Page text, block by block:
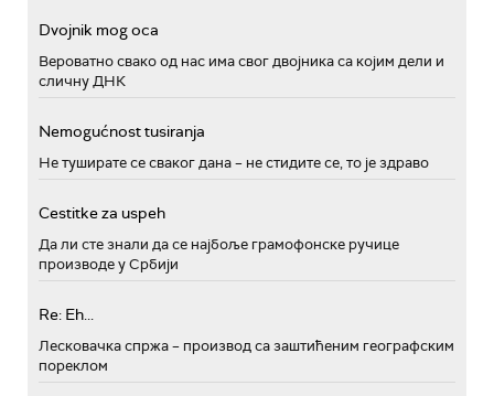
Dvojnik mog oca
Вероватно свако од нас има свог двојника са којим дели и
сличну ДНК
Nemogućnost tusiranja
Не туширате се сваког дана – не стидите се, то је здраво
Cestitke za uspeh
Да ли сте знали да се најбоље грамофонске ручице
производе у Србији
Re: Eh...
Лесковачка спржа – производ са заштићеним географским
пореклом